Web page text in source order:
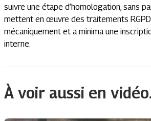
suivre une étape d’homologation, sans
mettent en œuvre des traitements
mécaniquement et a minima une
interne.
À voir aussi en vidéo.